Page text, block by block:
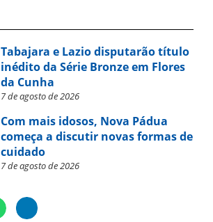
Tabajara e Lazio disputarão título
inédito da Série Bronze em Flores
da Cunha
7 de agosto de 2026
Com mais idosos, Nova Pádua
começa a discutir novas formas de
cuidado
7 de agosto de 2026